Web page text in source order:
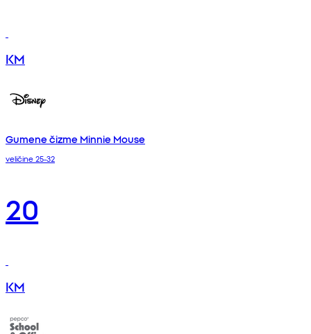
KM
Gumene čizme Minnie Mouse
veličine 25-32
20
KM